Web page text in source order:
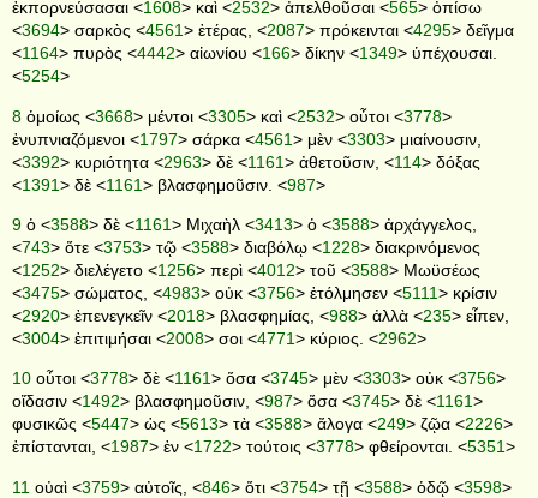
ἐκπορνεύσασαι <1608> καὶ <2532> ἀπελθοῦσαι <565> ὀπίσω
<3694> σαρκὸς <4561> ἑτέρας, <2087> πρόκεινται <4295> δεῖγμα
<1164> πυρὸς <4442> αἰωνίου <166> δίκην <1349> ὑπέχουσαι.
<5254>
8 ὁμοίως <3668> μέντοι <3305> καὶ <2532> οὗτοι <3778>
ἐνυπνιαζόμενοι <1797> σάρκα <4561> μὲν <3303> μιαίνουσιν,
<3392> κυριότητα <2963> δὲ <1161> ἀθετοῦσιν, <114> δόξας
<1391> δὲ <1161> βλασφημοῦσιν. <987>
9 ὁ <3588> δὲ <1161> Μιχαὴλ <3413> ὁ <3588> ἀρχάγγελος,
<743> ὅτε <3753> τῷ <3588> διαβόλῳ <1228> διακρινόμενος
<1252> διελέγετο <1256> περὶ <4012> τοῦ <3588> Μωϋσέως
<3475> σώματος, <4983> οὐκ <3756> ἐτόλμησεν <5111> κρίσιν
<2920> ἐπενεγκεῖν <2018> βλασφημίας, <988> ἀλλὰ <235> εἶπεν,
<3004> ἐπιτιμήσαι <2008> σοι <4771> κύριος. <2962>
10 οὗτοι <3778> δὲ <1161> ὅσα <3745> μὲν <3303> οὐκ <3756>
οἴδασιν <1492> βλασφημοῦσιν, <987> ὅσα <3745> δὲ <1161>
φυσικῶς <5447> ὡς <5613> τὰ <3588> ἄλογα <249> ζῷα <2226>
ἐπίστανται, <1987> ἐν <1722> τούτοις <3778> φθείρονται. <5351>
11 οὐαὶ <3759> αὐτοῖς, <846> ὅτι <3754> τῇ <3588> ὁδῷ <3598>